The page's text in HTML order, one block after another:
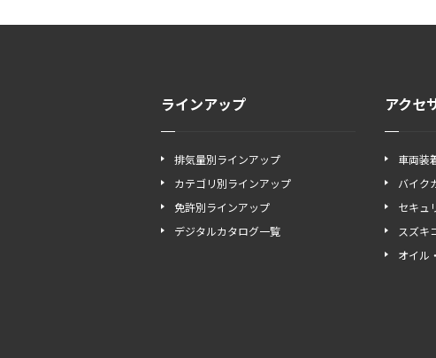
ラインアップ
排気量別ラインアップ
カテゴリ別ラインアップ
免許別ラインアップ
デジタルカタログ一覧
アクセ
車両装
バイク
セキュ
スズキ
オイル